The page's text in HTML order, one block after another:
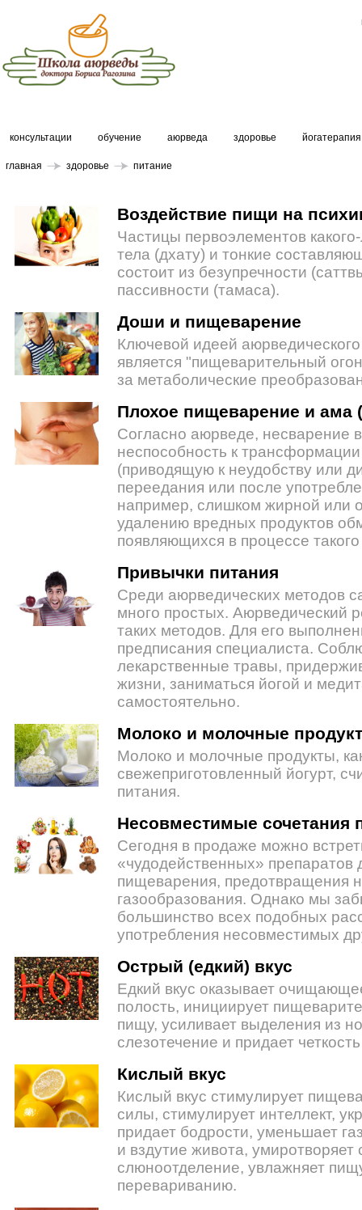
консультации обучение аюрведа здоровье йогатерапия
главная здоровье питание
Воздействие пищи на
Частицы первоэлементов
тела (дхату) и тонкие
состоит из безупречности
пассивности (тамаса).
Доши и пищеварение
Ключевой идеей
является "пищеварительный
за метаболические
Плохое пищеварение и ама
Согласно аюрведе, несварение
неспособность к
(приводящую к неудобству или
переедания или после
например, слишком жирной или
удалению вредных продуктов
появляющихся в процессе
Привычки питания
Среди аюрведических методов
много простых. Аюрведический
таких методов. Для его
предписания специалиста.
лекарственные травы,
жизни, заниматься йогой и
самостоятельно.
Молоко и молочные
Молоко и молочные продукты,
свежеприготовленный йогурт,
питания.
Несовместимые сочетания
Сегодня в продаже можно
«чудодейственных» препаратов
пищеварения, предотвращения
газообразования. Однако мы
большинство всех подобных
употребления несовместимых
Острый (едкий) вкус
Едкий вкус оказывает
полость, инициирует
пищу, усиливает выделения из
слезотечение и придает
Кислый вкус
Кислый вкус стимулирует
силы, стимулирует интеллект,
придает бодрости, уменьшает
и вздутие живота, умиротворяет
слюноотделение, увлажняет
перевариванию.